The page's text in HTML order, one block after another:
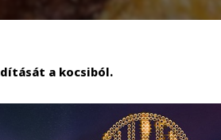
a kocsiból.